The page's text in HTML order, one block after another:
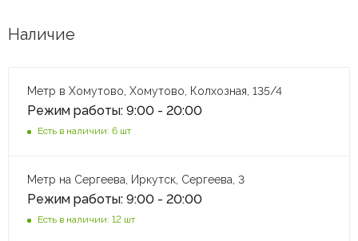
Наличие
Метр в Хомутово, Хомутово, Колхозная, 135/4
Режим работы: 9:00 - 20:00
Есть в наличии: 6 шт
Метр на Сергеева, Иркутск, Сергеева, 3
Режим работы: 9:00 - 20:00
Есть в наличии: 12 шт